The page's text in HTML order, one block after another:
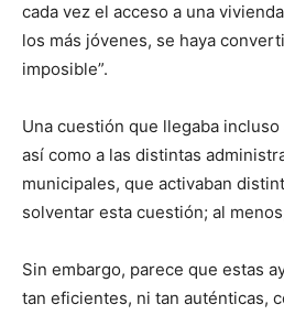
cada vez el acceso a una
los más jóvenes, se haya
imposible”.
Una cuestión que llegaba incluso
así como a las distintas
municipales, que activaban
solventar esta cuestión; al
Sin embargo, parece que estas
tan eficientes, ni tan auténticas,